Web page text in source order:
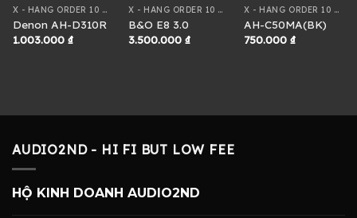
X - HÀNG ORDER 10 NGÀY
Denon AH-D310R
1.003.000 ₫
X - HÀNG ORDER 10 NGÀY
B&O E8 3.0
3.500.000₫
X - HÀNG ORDER 10 NGÀY
AH-C50MA(BK)
750.000₫
AUDIO2ND - HI FI BUT LOW FEE
HỘ KINH DOANH AUDIO2ND